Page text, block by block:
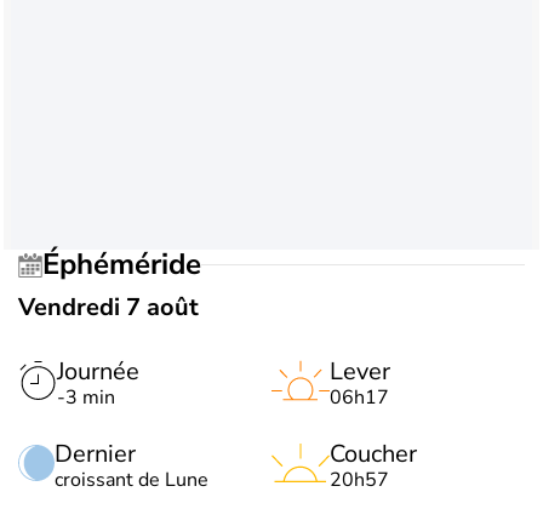
Éphéméride
Vendredi 7 août
Journée
-3 min
Dernier
croissant de Lune
Lever
06h17
Coucher
20h57